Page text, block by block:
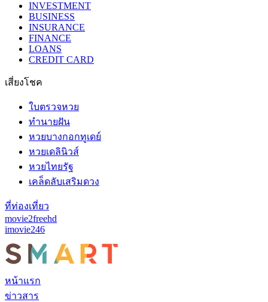
INVESTMENT
BUSINESS
INSURANCE
FINANCE
LOANS
CREDIT CARD
เสี่ยงโชค
ใบตรวจหวย
ทำนายฝัน
หวยบางกอกทูเดย์
หวยเดลินิวส์
หวยไทยรัฐ
เคล็ดลับเสริมดวง
ที่ท่องเที่ยว
movie2freehd
imovie246
หน้าแรก
ข่าวสาร